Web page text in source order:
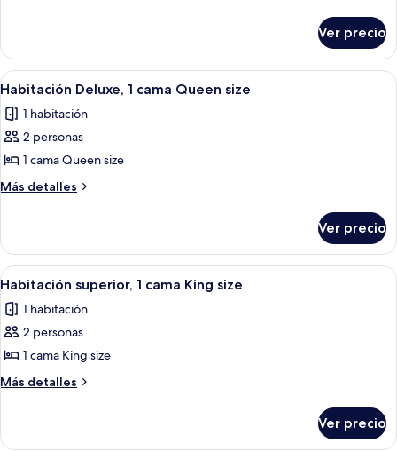
1
cama
King
size
Deluxe,
cama
size
Ver precio
Abrir
todas
las
fotos
de
Habitación
cama
Queen
size
Habitación de hotel con una cama
1
Habitación Deluxe, 1 cama Queen size
1 habitación
2 personas
1 cama Queen size
Más detalles
Más
Deluxe,
cama
size
Ver precio
Abrir
todas
las
fotos
de
Habitación
cama
Una habitación de hotel con una
3
Habitación superior, 1 cama King size
1 habitación
2 personas
1 cama King size
Más detalles
Más
superior,
Ver precio